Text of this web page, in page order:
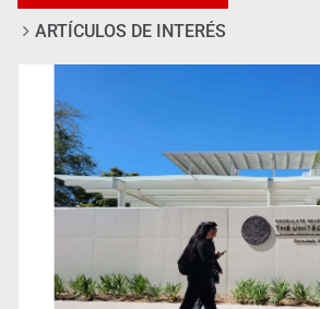
Llaman a mantener legado de Alcalde
ARTÍCULOS DE INTERÉS